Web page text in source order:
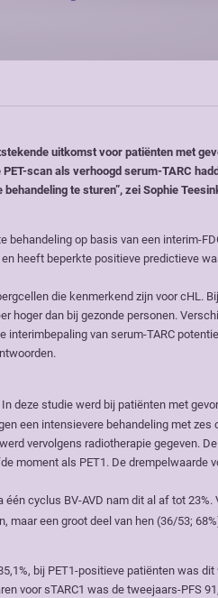
uitkomst voor patiënten met
scan als verhoogd serum-TARC
te sturen”, zei Sophie
op basis van een interim-
heeft beperkte positieve predictieve
die kenmerkend zijn voor cHL.
hoger dan bij gezonde personen.
van serum-TARC
In deze studie werd bij patiënten met
een intensievere behandeling met zes
vervolgens radiotherapie gegeven.
moment als PET1. De drempelwaarde
cyclus BV-AVD nam dit al af tot
een groot deel van hen (36/53;
bij PET1-positieve patiënten was dit
voor sTARC1 was de tweejaars-PFS